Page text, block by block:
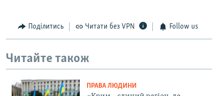
Поділитись Читати без VPN Follow us
Читайте також
ПРАВА ЛЮДИНИ